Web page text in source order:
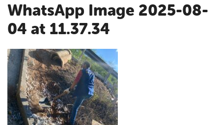
WhatsApp Image 2025-08-
04 at 11.37.34